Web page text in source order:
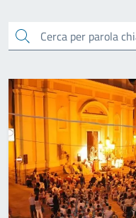
cerca